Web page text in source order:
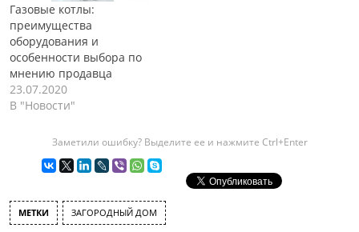
Газовые котлы:
преимущества
оборудования и
особенности выбора по
мнению продавца
23.07.2020
В "Новости"
Заметили ошибку? Выделите ее и нажмите Ctrl+Enter
МЕТКИ ЗАГОРОДНЫЙ ДОМ